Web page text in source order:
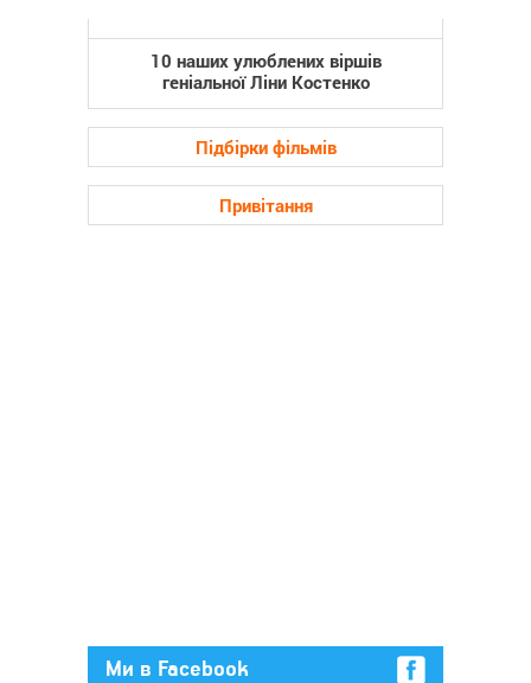
10 наших улюблених віршів
геніальної Ліни Костенко
Підбірки фільмів
Привітання
Ми в Facebook